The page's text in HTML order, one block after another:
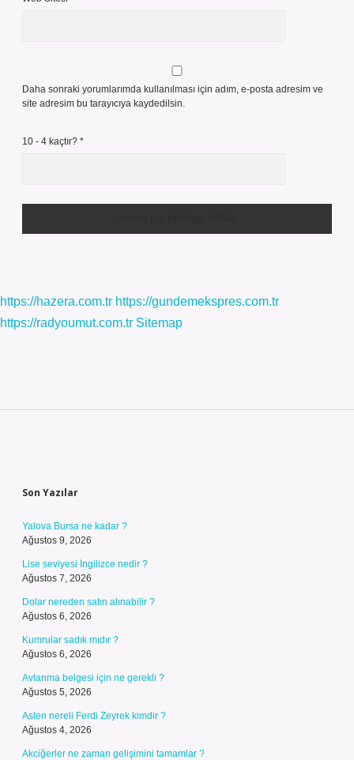
Daha sonraki yorumlarımda kullanılması için adım, e-posta adresim ve
site adresim bu tarayıcıya kaydedilsin.
10 - 4 kaçtır? *
https://hazera.com.tr https://gundemekspres.com.tr
https://radyoumut.com.tr Sitemap
Son Yazılar
Yalova Bursa ne kadar ?
Ağustos 9, 2026
Lise seviyesi İngilizce nedir ?
Ağustos 7, 2026
Dolar nereden satın alınabilir ?
Ağustos 6, 2026
Kumrular sadık mıdır ?
Ağustos 6, 2026
Avlanma belgesi için ne gerekli ?
Ağustos 5, 2026
Aslen nereli Ferdi Zeyrek kimdir ?
Ağustos 4, 2026
Akciğerler ne zaman gelişimini tamamlar ?